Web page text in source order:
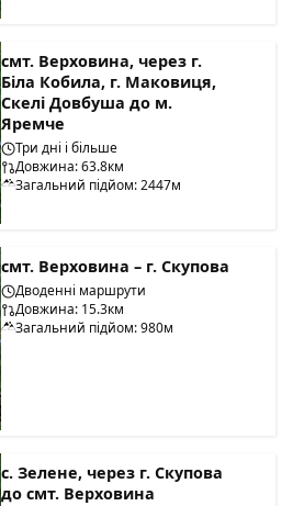
смт. Верховина, через г.
Біла Кобила, г. Маковиця,
Скелі Довбуша до м.
Яремче
Три дні і більше
Довжина: 63.8км
Загальний підйом: 2447м
смт. Верховина – г. Скупова
Дводенні маршрути
Довжина: 15.3км
Загальний підйом: 980м
с. Зелене, через г. Скупова
до смт. Верховина